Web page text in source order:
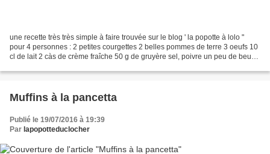
une recette très très simple à faire trouvée sur le blog ' la popotte à lolo "
pour 4 personnes : 2 petites courgettes 2 belles pommes de terre 3 oeufs 10
cl de lait 2 càs de crème fraîche 50 g de gruyère sel, poivre un peu de beurre
Muffins à la pancetta
Publié le 19/07/2016 à 19:39
Par lapopotteduclocher